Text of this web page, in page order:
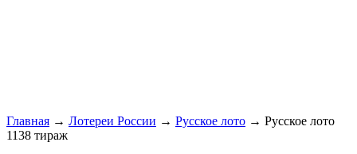
Главная → Лотереи России → Русское лото → Русское лото
1138 тираж